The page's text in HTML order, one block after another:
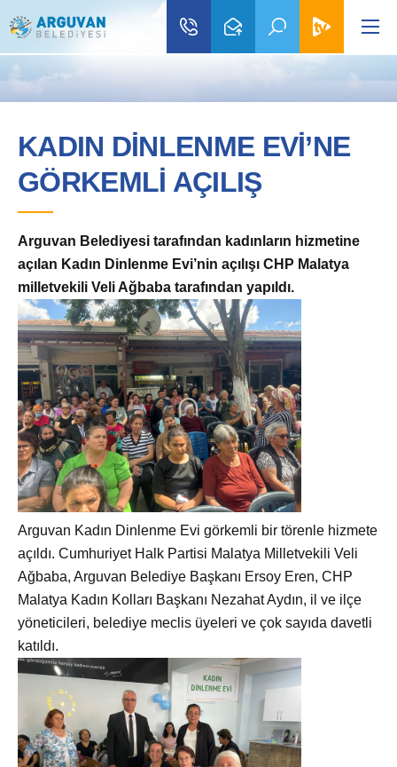
KADIN DİNLENME EVİ’NE
GÖRKEMLİ AÇILIŞ
Arguvan Belediyesi tarafından kadınların hizmetine
açılan Kadın Dinlenme Evi’nin açılışı CHP Malatya
milletvekili Veli Ağbaba tarafından yapıldı.
Arguvan Kadın Dinlenme Evi görkemli bir törenle hizmete
açıldı. Cumhuriyet Halk Partisi Malatya Milletvekili Veli
Ağbaba, Arguvan Belediye Başkanı Ersoy Eren, CHP
Malatya Kadın Kolları Başkanı Nezahat Aydın, il ve ilçe
yöneticileri, belediye meclis üyeleri ve çok sayıda davetli
katıldı.